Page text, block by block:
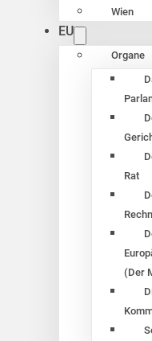
Wien
EU
Organe
Rat
(Der